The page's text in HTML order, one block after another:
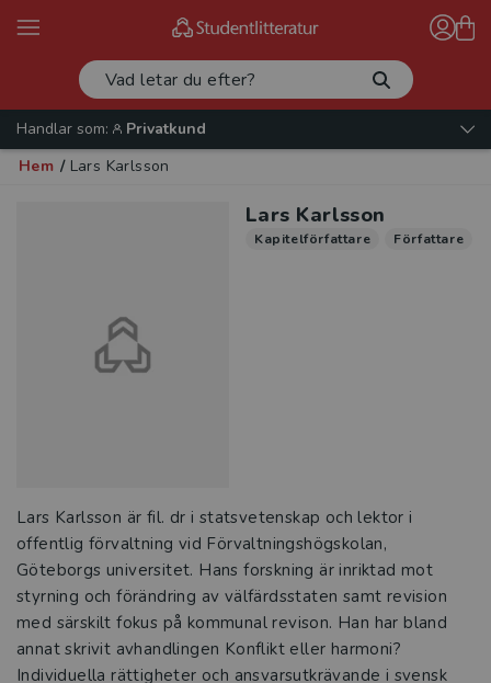
Handlar som:
Privatkund
Hem / Lars Karlsson
Lars Karlsson
Kapitelförfattare Författare
Lars Karlsson är fil. dr i statsvetenskap och lektor i
offentlig förvaltning vid Förvaltningshögskolan,
Göteborgs universitet. Hans forskning är inriktad mot
styrning och förändring av välfärdsstaten samt revision
med särskilt fokus på kommunal revison. Han har bland
annat skrivit avhandlingen Konflikt eller harmoni?
Individuella rättigheter och ansvarsutkrävande i svensk